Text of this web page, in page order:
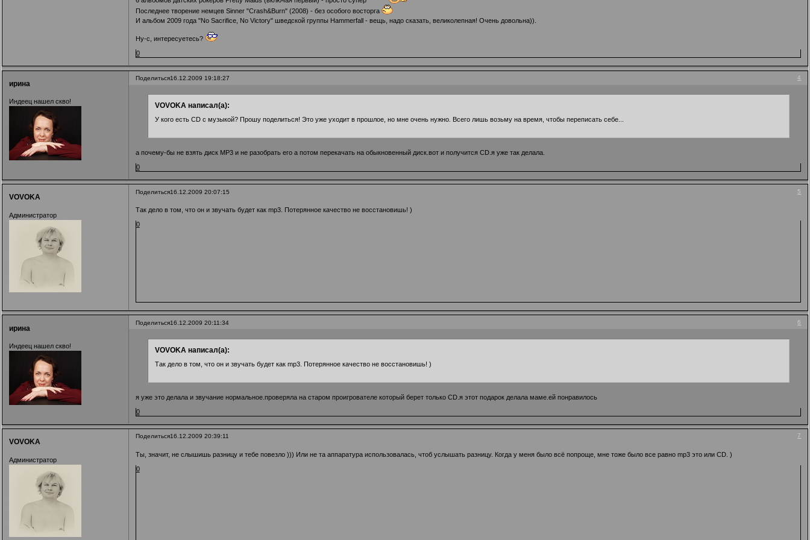
Последнее творение немцев Sinner "Crash&Burn" (2008) - без особого восторга
И альбом 2009 года "No Sacrifice, No Victory" шведской группы Hammerfall - вещь, надо сказать, великолепная! Очень довольна)).
Ну-с, интересуетесь?
0
Поделиться 4
16.12.2009 19:18:27
ирина
Индеец нашел скво! VOVOKA написал(а):
У кого есть CD с музыкой? Прошу поделиться! Это уже уходит в прошлое, но мне очень нужно. Всего лишь возьму на время, чтобы переписать себе...
а почему-бы не взять диск МР3 и не разобрать его а потом перекачать на обыкновенный диск.вот и получится CD.я уже так делала.
0
Поделиться 5
16.12.2009 20:07:15
VOVOKA
Администратор
Так дело в том, что он и звучать будет как mp3. Потерянное качество не восстановишь! )
0
Поделиться 6
16.12.2009 20:11:34
ирина
Индеец нашел скво! VOVOKA написал(а):
Так дело в том, что он и звучать будет как mp3. Потерянное качество не восстановишь! )
я уже это делала и звучание нормальное.проверяла на старом проигрователе который берет только CD.я этот подарок делала маме.ей понравилось
0
Поделиться 7
16.12.2009 20:39:11
VOVOKA
Администратор
Ты, значит, не слышишь разницу и тебе повезло ))) Или не та аппаратура использовалась, чтоб услышать разницу. Когда у меня было всё попроще, мне тоже было все равно mp3 это или CD. )
0